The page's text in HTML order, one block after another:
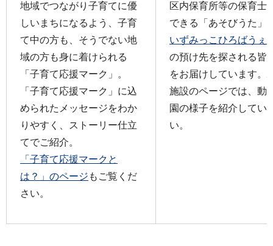
地域でつながり子育てに優
しいまちになるよう、子育
て中の方も、そうでない地
域の方も身に着けられる
「子育て応援マーク」。
「⼦育て応援マーク」に込
められたメッセージをわか
りやすく、ストーリー仕⽴
てでご紹介。
「子育て応援マークと
は？」のページ もご覧くだ
さい。
区内保育所等の保育士
できる「あそびうた」
いずみっこひろばうぇ
の預け先を探される皆
をお届けしています。
施設のページでは、動
園の様子を紹介してい
い。